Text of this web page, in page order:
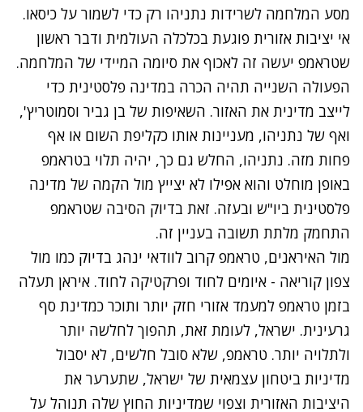
מסע המלחמה לשרידות נתניהו רק כדי לשמור על כיסאו.
אי יציבות אזורית פוגעת בכלכלה העולמית ודבר ראשון
שטראמפ יעשה זה לאכוף את סיומה המיידי של המלחמה.
הפעולה השנייה תהיה הכרה במדינה פלסטינית כדי
לייצב מדינית את האזור. השאיפות של בן גביר וסמוטריץ',
ואף של נתניהו, מעניינות אותו כקליפת השום או אף
פחות מזה. נתניהו, החלש גם כך, יהיה תלוי בטראמפ
באופן מוחלט והוא אפילו לא יצייץ מול הקמה של מדינה
פלסטינית ביו"ש ובעזה. זאת בדיוק הסיבה שטראמפ
התחמק מלתת תשובה בעניין זה.
מול האיראנים, טראמפ קרוב לוודאי ינהג בדיוק כמו מול
צפון קוריאה - איומים לחוד ופרקטיקה לחוד. איראן תעלה
בזמן טראמפ למעמד אזורי חזק יותר ותוכר כמדינת סף
גרעינית. ישראל, לעומת זאת, תהפוך לחלשה יותר
ולתלויה יותר. טראמפ, שלא סובל חלשים, לא יסבול
מדיניות ביטחון עצמאית של ישראל, שתערער את
היציבות האזורית וצפוי שמדיניות החוץ שלה תנוהל על